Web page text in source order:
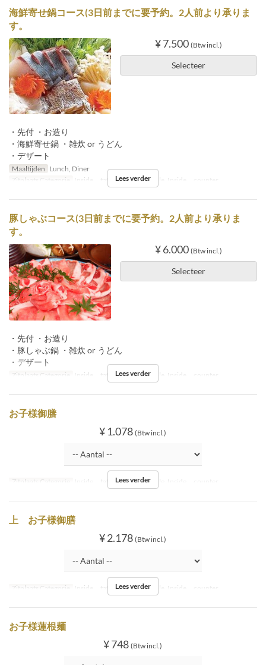
海鮮寄せ鍋コース(3日前までに要予約。2人前より承りま
す。
¥ 7.500 (Btw incl.)
Selecteer
・先付 ・お造り
・海鮮寄せ鍋 ・雑炊 or うどん
・デザート
Maaltijden Lunch, Diner
Zitplaats Categorie
Inside tatami, Inside table, Inside counter
Lees verder
豚しゃぶコース(3日前までに要予約。2人前より承りま
す。
¥ 6.000 (Btw incl.)
Selecteer
・先付 ・お造り
・豚しゃぶ鍋 ・雑炊 or うどん
・デザート
Zitplaats Categorie Inside tatami, Inside table, Inside counter
Lees verder
お子様御膳
¥ 1.078 (Btw incl.)
Zitplaats Categorie Inside tatami, Inside table, Inside counter
Lees verder
上 お子様御膳
¥ 2.178 (Btw incl.)
Zitplaats Categorie Inside tatami, Inside table, Inside counter
Lees verder
お子様蓮根麺
¥ 748 (Btw incl.)